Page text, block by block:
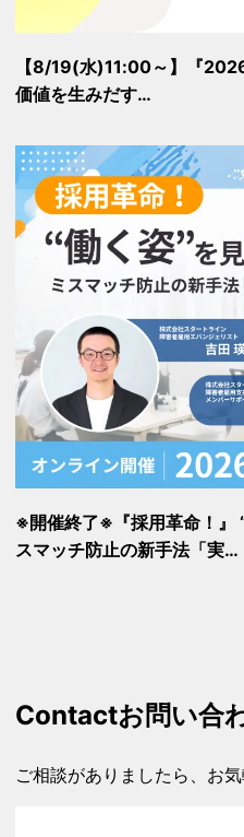
【8/19(水)11:00～】『
価値を生みだす…
※開催終了※『採用革命！』
スマッチ防止の新手法「実…
Contactお問い合
ご相談がありましたら、お